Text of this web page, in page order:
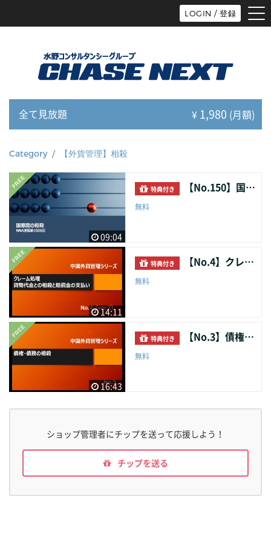
LOGIN / 登録
全て見放題 ¥ 1,980 (月額)
Category / 【外貨管理】相殺
09:04
特典付き 【No.150】国際間の相殺
無料
14:11
特典付き 【No.4】クレーム処理（貨物代金との相殺と賠償金の支払い）
無料
16:43
特典付き 【No.3】債権・債務の相殺
無料
ショップ管理者にチップを送って応援しよう！
チップを送る